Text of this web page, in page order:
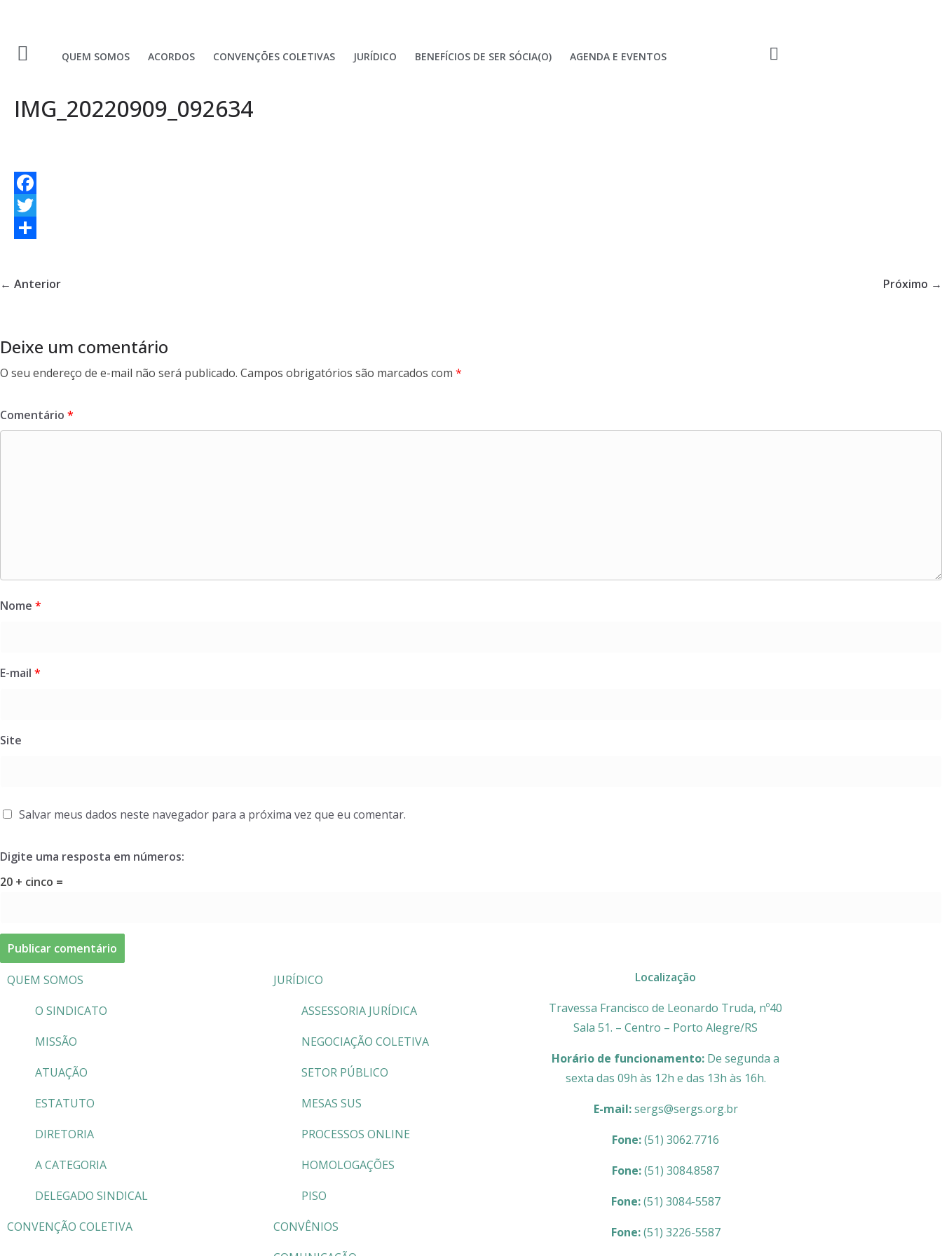
QUEM SOMOS ACORDOS CONVENÇÕES COLETIVAS JURÍDICO BENEFÍCIOS DE SER SÓCIA(O) AGENDA E EVENTOS
IMG_20220909_092634
F
aT
← Anterior Próximo →
Deixe um comentário
O seu endereço de e-mail não será publicado. Campos obrigatórios são marcados com *
Comentário *
Nome *
E-mail *
Site
Salvar meus dados neste navegador para a próxima vez que eu comentar.
Digite uma resposta em números:
20 + cinco =
QUEM SOMOS
O SINDICATO
MISSÃO
ATUAÇÃO
ESTATUTO
DIRETORIA
A CATEGORIA
DELEGADO SINDICAL
CONVENÇÃO COLETIVA
JURÍDICO
ASSESSORIA JURÍDICA
NEGOCIAÇÃO COLETIVA
SETOR PÚBLICO
MESAS SUS
PROCESSOS ONLINE
HOMOLOGAÇÕES
PISO
CONVÊNIOS
Localização
Travessa Francisco de Leonardo Truda, nº40
Sala 51. – Centro – Porto Alegre/RS
Horário de funcionamento: De segunda a
sexta das 09h às 12h e das 13h às 16h.
E-mail:sergs@sergs.org.br
Fone:(51) 3062.7716
Fone:(51) 3084.8587
Fone:(51) 3084-5587
Fone:(51) 3226-5587